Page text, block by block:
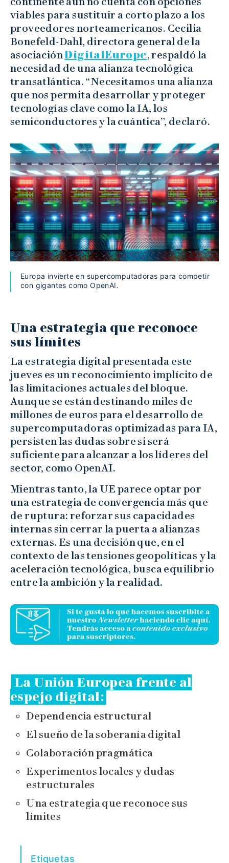
viables para sustituir a corto plazo a los
proveedores norteamericanos. Cecilia
Bonefeld-Dahl, directora general de la
asociaciónDigitalEurope, respaldó la
necesidad de una alianza tecnológica
transatlántica. “Necesitamos una alianza
que nos permita desarrollar y proteger
tecnologías clave como la IA, los
semiconductores y la cuántica”, declaró.
Europa invierte en supercomputadoras para competir
con gigantes como OpenAI.
Una estrategia que reconoce
sus límites
La estrategia digital presentada este
jueves es un reconocimiento implícito de
las limitaciones actuales del bloque.
Aunque se están destinando miles de
millones de euros para el desarrollo de
supercomputadoras optimizadas para IA,
persisten las dudas sobre si será
suficiente para alcanzar a los líderes del
sector, como OpenAI.
Mientras tanto, la UE parece optar por
una estrategia de convergencia más que
de ruptura: reforzar sus capacidades
internas sin cerrar la puerta a alianzas
externas. Es una decisión que, en el
contexto de las tensiones geopolíticas y la
aceleración tecnológica, busca equilibrio
entre la ambición y la realidad.
La Unión Europea frente al
espejo digital:
Dependencia estructural
El sueño de la soberanía digital
Colaboración pragmática
Experimentos locales y dudas
estructurales
Una estrategia que reconoce sus
límites
Etiquetas